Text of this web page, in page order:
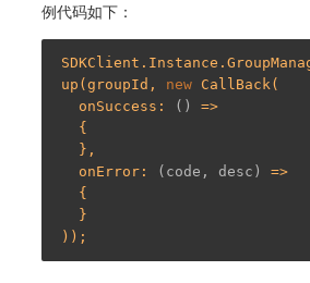
例代码如下：
up(groupId, new CallBack(
  onSuccess:
()
=>
  onError:
(code, desc)
=>